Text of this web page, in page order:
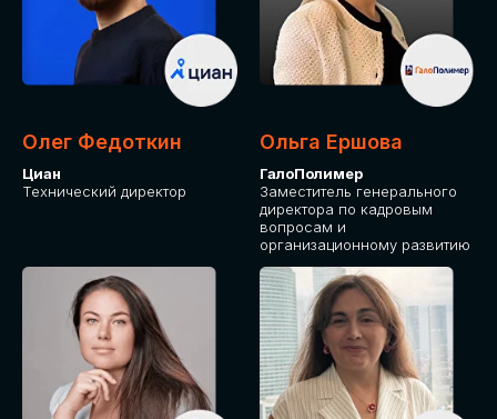
Олег Федоткин
Циан
Технический директор
Ольга Ершова
ГалоПолимер
Заместитель генерального
директора по кадровым
вопросам и
организационному развитию